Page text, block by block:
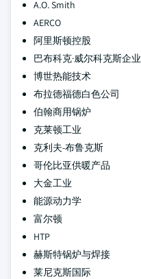
A.O. Smith
AERCO
阿里斯顿控股
巴布科克·威尔科克斯企业
博世热能技术
布拉德福德白色公司
伯翰商用锅炉
克莱顿工业
克利夫-布鲁克斯
哥伦比亚供暖产品
大金工业
能源动力学
富尔顿
HTP
赫斯特锅炉与焊接
莱尼克斯国际